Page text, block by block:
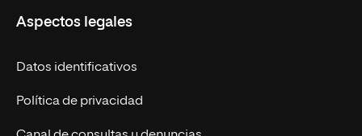
Cursos Europeos
Títulos Americanos
Alianza Newman
Nuestros alumnos
Únete a nosotros
Actualidad
Solicita información
Aspectos legales
Datos identificativos
Política de privacidad